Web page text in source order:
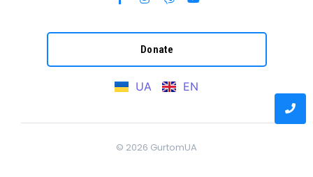
Donate
UA EN
© 2026 GurtomUA